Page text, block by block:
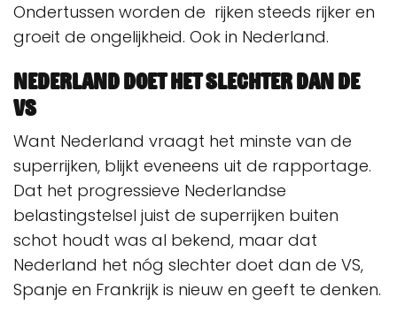
Ondertussen worden de rijken steeds rijker en
groeit de ongelijkheid. Ook in Nederland.
Nederland doet het slechter dan de
VS
Want Nederland vraagt het minste van de
superrijken, blijkt eveneens uit de rapportage.
Dat het progressieve Nederlandse
belastingstelsel juist de superrijken buiten
schot houdt was al bekend, maar dat
Nederland het nóg slechter doet dan de VS,
Spanje en Frankrijk is nieuw en geeft te denken.